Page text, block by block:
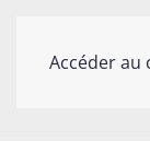
Accéder au